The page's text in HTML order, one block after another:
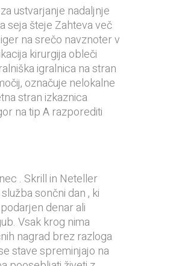
ustvarjanje nadaljnje
seja šteje Zahteva več
na srečo navznoter v
kirurgija obleči
igralnica na stran
označuje nelokalne
stran izkaznica
na tip A razporediti
. Skrill in Neteller
sončni dan , ki
denar ali
Vsak krog nima
nagrad brez razloga
stave spreminjajo na